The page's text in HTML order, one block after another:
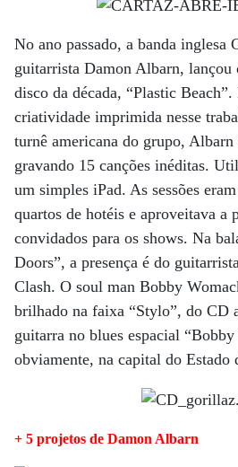
No ano passado, a banda inglesa
guitarrista Damon Albarn, lançou
disco da década, “Plastic Beach”.
criatividade imprimida nesse
turnê americana do grupo,
gravando 15 canções inéditas.
um simples iPad. As sessões
quartos de hotéis e aproveitava a
convidados para os shows. Na
Doors”, a presença é do
Clash. O soul man Bobby
brilhado na faixa “Stylo”, do CD
guitarra no blues espacial
obviamente, na capital do Estado
+ 5 projetos de Damon Albarn